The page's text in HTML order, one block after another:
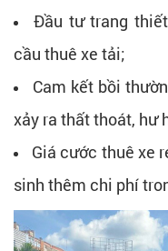
Đầu tư trang
cầu thuê xe tải;
Cam kết bồi
xảy ra thất thoát, hư
Giá cước thuê xe
sinh thêm chi phí